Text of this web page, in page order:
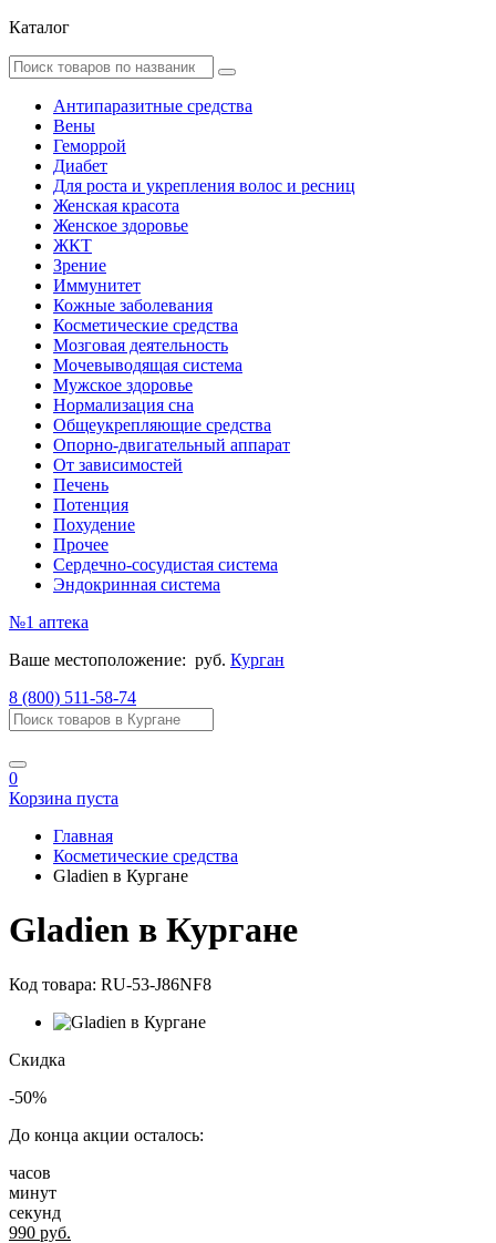
Каталог
Антипаразитные средства
Вены
Геморрой
Диабет
Для роста и укрепления волос и ресниц
Женская красота
Женское здоровье
ЖКТ
Зрение
Иммунитет
Кожные заболевания
Косметические средства
Мозговая деятельность
Мочевыводящая система
Мужское здоровье
Нормализация сна
Общеукрепляющие средства
Опорно-двигательный аппарат
От зависимостей
Печень
Потенция
Похудение
Прочее
Сердечно-сосудистая система
Эндокринная система
№1 аптека
Ваше местоположение: руб. Курган
8 (800) 511-58-74
0
Корзина пуста
Главная
Косметические средства
Gladien в Кургане
Gladien в Кургане
Код товара: RU-53-J86NF8
Скидка
-50%
До конца акции осталось:
часов
минут
секунд
990 руб.